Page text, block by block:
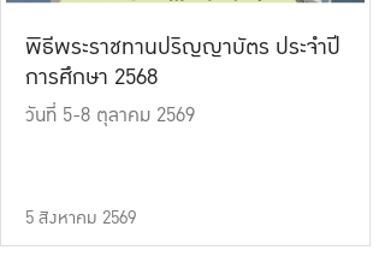
พิธีพระราชทานปริญญาบัตร ประจำปี
การศึกษา 2568
วันที่ 5-8 ตุลาคม 2569
5 สิงหาคม 2569